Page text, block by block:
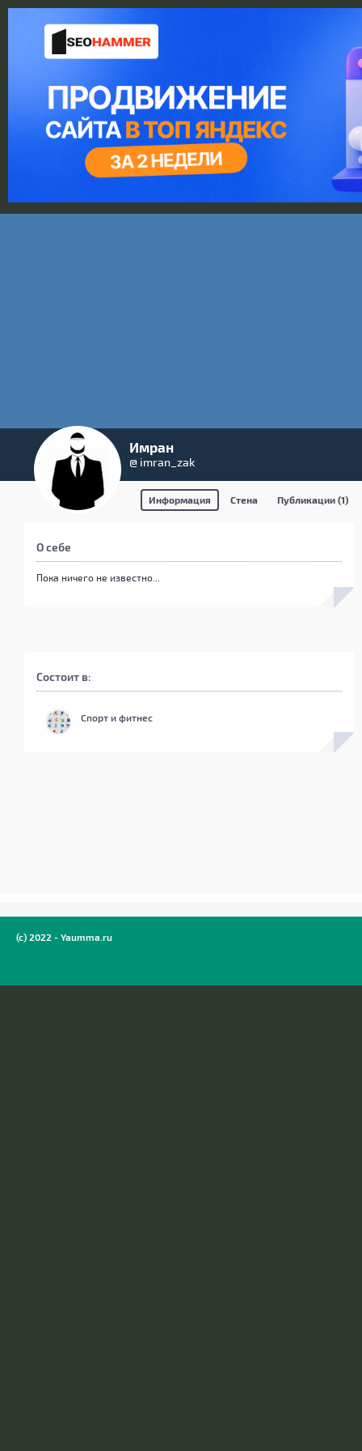
Имран
@ imran_zak
Информация Стена Публикации (1)
О себе
Пока ничего не известно...
Состоит в:
Спорт и фитнес
(c) 2022 - Yaumma.ru